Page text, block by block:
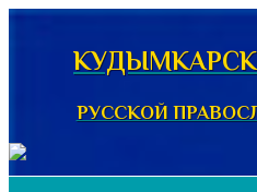
Перейти
содержимому
РУССКОЙ